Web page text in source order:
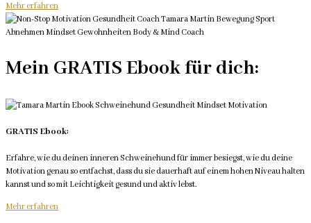
Mehr erfahren
Mein GRATIS Ebook für dich:
GRATIS Ebook:
Erfahre, wie du deinen inneren Schweinehund für immer besiegst, wie du deine
Motivation genau so entfachst, dass du sie dauerhaft auf einem hohen Niveau halten
kannst und so mit Leichtigkeit gesund und aktiv lebst.
Mehr erfahren